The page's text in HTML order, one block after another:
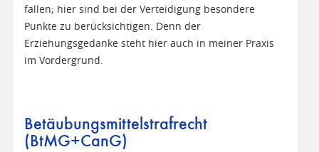
fallen; hier sind bei der Verteidigung besondere
Punkte zu berücksichtigen. Denn der
Erziehungsgedanke steht hier auch in meiner Praxis
im Vordergrund.
Betäubungsmittelstrafrecht
(BtMG+CanG)